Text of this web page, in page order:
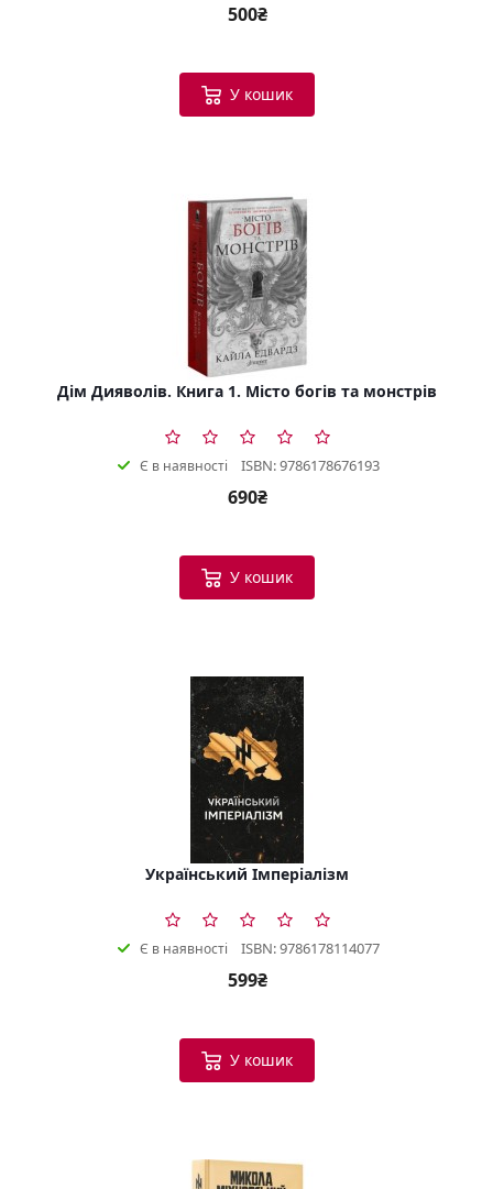
500₴
У кошик
Дім Дияволів. Книга 1. Місто богів та монстрів
Є в наявності ISBN: 9786178676193
690₴
У кошик
Український Імперіалізм
Є в наявності ISBN: 9786178114077
599₴
У кошик